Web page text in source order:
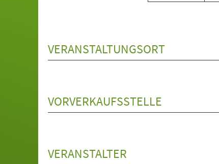
VERANSTALTUNGSORT
VORVERKAUFSSTELLE
VERANSTALTER